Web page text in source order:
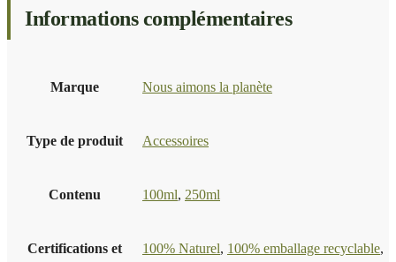
Informations complémentaires
Marque Nous aimons la planète
Type de produit Accessoires
Contenu 100ml, 250ml
Certifications et
100% Naturel, 100% emballage recyclable,